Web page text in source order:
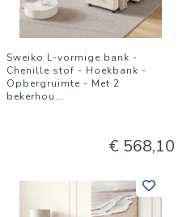
Sweiko L-vormige bank -
Chenille stof - Hoekbank -
Opbergruimte - Met 2
bekerhou...
€ 568,10